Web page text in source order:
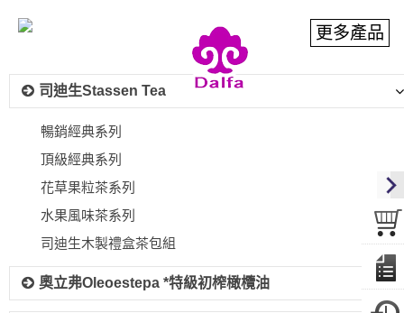
司迪生Stassen Tea
暢銷經典系列
頂級經典系列
花草果粒茶系列
水果風味茶系列
司迪生木製禮盒茶包組
奧立弗Oleoestepa *特級初榨橄欖油